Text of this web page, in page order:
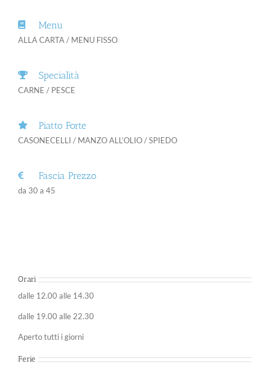
Menu
ALLA CARTA / MENU FISSO
Specialità
CARNE / PESCE
Piatto Forte
CASONECELLI / MANZO ALL’OLIO / SPIEDO
Fascia Prezzo
da 30 a 45
Orari
dalle 12.00 alle 14.30
dalle 19.00 alle 22.30
Aperto tutti i giorni
Ferie